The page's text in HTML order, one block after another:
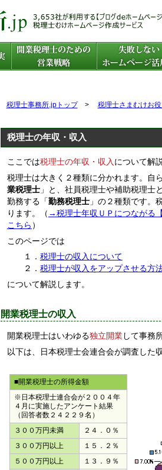
税理士事務所.jpトップ> 税理士さまむけお
税理士の年収・収入
ここでは税理士の年収・収入 について解
税理士は大きく２種類に分かれます。自
業税理士」と、社員税理士や補助税理士
勤務する「 勤務税理士」の２種類です。
ります。（ →税理士年収ＵＰにつながる
こちら ）
このページでは
１． 税理士の収入について
２． 税理士が収入をアップさせる方
について解説します。
開業税理士の収入
開業税理士はいわゆる独立開業して事務
以下は、日本税理士会連合会が調査した
■開業税理士の所得金額
※日本税理士連合会が２００４年
４月に実施したアンケート結果
（回答者数２４２２９名）
３００万円未満
２４．０％
３００万円以上
１５．２％
５００万円以上
１３．９％